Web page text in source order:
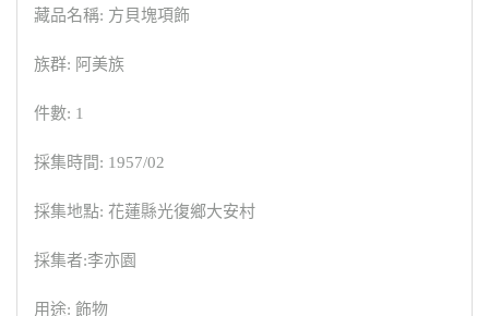
藏品名稱: 方貝塊項飾
族群: 阿美族
件數: 1
採集時間: 1957/02
採集地點: 花蓮縣光復鄉大安村
採集者:李亦園
用途: 飾物